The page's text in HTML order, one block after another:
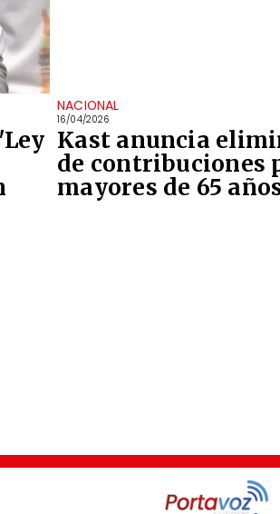
NACIONAL
16/04/2026
Kast anuncia
de contribuciones
mayores de 65